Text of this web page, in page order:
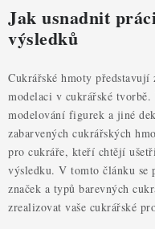
DEKORACE
PRO OSLAVY
DO KUCHYNĚ
POCHUTINY
ZDRAVÉ PEČENÍ
Jak usnadnit
výsledků
Cukrářské hmoty
modelaci v cukrářské
modelování figurek a jiné
zabarvených cukrářských
pro cukráře, kteří chtějí
výsledku. V tomto článku se
značek a typů barevných
zrealizovat vaše cukrářské